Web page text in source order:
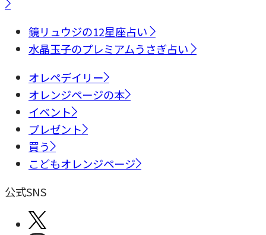
鏡リュウジの12星座占い
水晶玉子のプレミアムうさぎ占い
オレペデイリー
オレンジページの本
イベント
プレゼント
買う
こどもオレンジページ
公式SNS